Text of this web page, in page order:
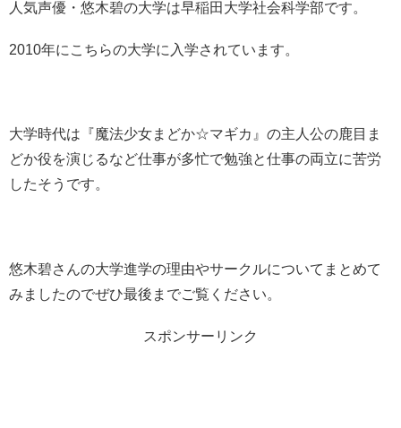
人気声優・悠木碧の大学は早稲田大学社会科学部です。
2010年にこちらの大学に入学されています。
大学時代は『魔法少女まどか☆マギカ』の主人公の鹿目ま
どか役を演じるなど仕事が多忙で勉強と仕事の両立に苦労
したそうです。
悠木碧さんの大学進学の理由やサークルについてまとめて
みましたのでぜひ最後までご覧ください。
スポンサーリンク